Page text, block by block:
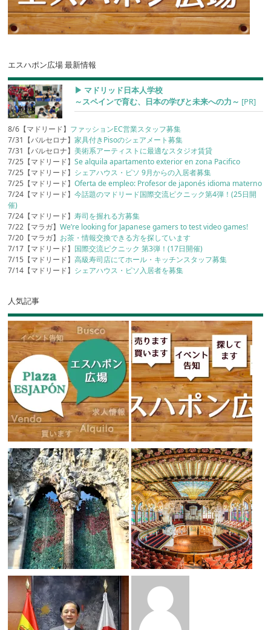
エスハポン広場 最新情報
▶︎ マドリッド日本人学校
～スペインで育む、日本の学びと未来への力～ [PR]
8/6【マドリード】 ファッションEC営業スタッフ募集
7/31【バルセロナ】家具付きPisoのシェアメート募集
7/31【バルセロナ】美術系アーティストに最適なスタジオ賃貸
7/25【マドリード】Se alquila apartamento exterior en zona Pacifico
7/25【マドリード】 シェアハウス・ピソ 9月からの入居者募集
7/25【マドリード】Oferta de empleo: Profesor de japonés idioma materno
7/24【マドリード】今話題のマドリード国際交流ピクニック第4弾！(25日開
催)
7/24【マドリード】寿司を握れる方募集
7/22【マラガ】We’re looking for Japanese gamers to test video games!
7/20【マラガ】 お茶・情報交換できる方を探しています
7/17【マドリード】 国際交流ピクニック 第3弾！(17日開催)
7/15【マドリード】高級寿司店にてホール・キッチンスタッフ募集
7/14【マドリード】 シェアハウス・ピソ入居者を募集
人気記事